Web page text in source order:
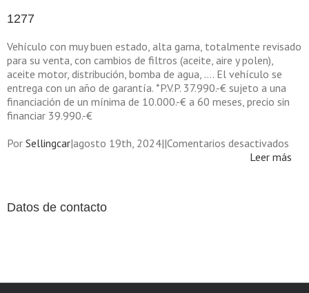
1277
Vehículo con muy buen estado, alta gama, totalmente revisado
para su venta, con cambios de filtros (aceite, aire y polen),
aceite motor, distribución, bomba de agua, …. El vehículo se
entrega con un año de garantía. *P.V.P. 37.990.-€ sujeto a una
financiación de un mínima de 10.000.-€ a 60 meses, precio sin
financiar 39.990.-€
Por Sellingcar|agosto 19th, 2024||Comentarios desactivados
Leer más
Datos de contacto